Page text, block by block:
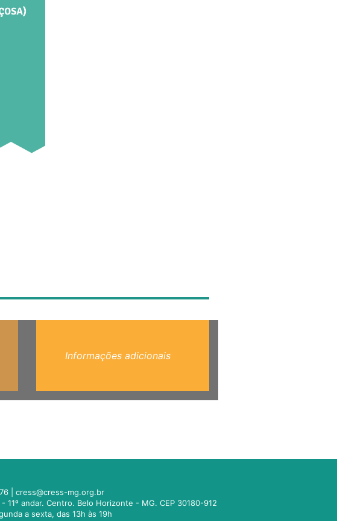
Informações adicionais
|cress@cress-mg.org.br
- 11º andar. Centro. Belo Horizonte - MG. CEP 30180-912
a sexta, das 13h às 19h